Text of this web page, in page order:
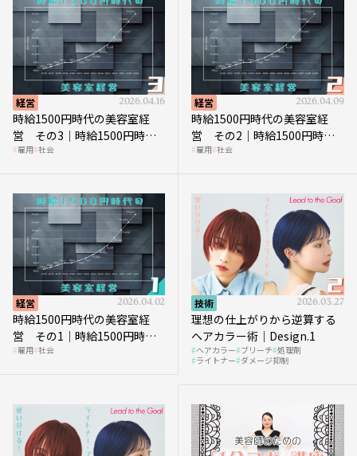
経営 2026.04.16
時給1500円時代の美容室経
営 その3｜時給1500円時
代、美容業はどのような影響
雇用 社会
経営 2026.04.09
時給1500円時代の美容室経
営 その2｜時給1500円時代
に支払う給与はいくらなのか
雇用 社会
経営 2026.04.02
時給1500円時代の美容室経
営 その1｜時給1500円時代
へ向かう社会的背景
雇用 社会
技術 2026.03.27
理想の仕上がりから逆算する
ヘアカラー術｜Design.1
ヘアカラー ブリーチ 処理剤
ライトナー ダメージ抑制